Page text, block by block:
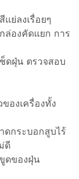
ย่ลงเรื่อยๆ
ล่องคัดแยก การ
ดฝุ่น ตรวจสอบ
องเครื่องทั้ง
ดกระบอกสูบไร้
ดี
ดของฝุ่น